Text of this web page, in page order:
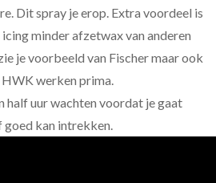
Dit spray je erop. Extra voordeel is
minder afzetwax van anderen
je voorbeeld van Fischer maar ook
HWK werken prima.
half uur wachten voordat je gaat
goed kan intrekken.